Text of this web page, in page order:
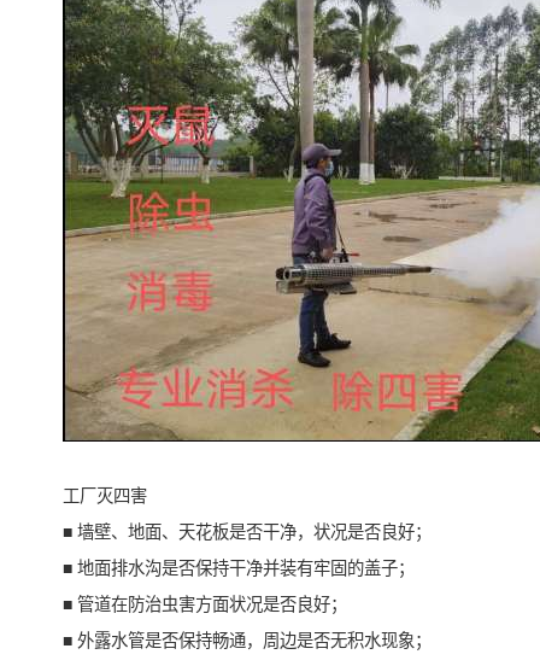
工厂灭四害
■ 墙壁、地面、天花板是否干净，状况是否良好；
■ 地面排水沟是否保持干净并装有牢固的盖子；
■ 管道在防治虫害方面状况是否良好；
■ 外露水管是否保持畅通，周边是否无积水现象；